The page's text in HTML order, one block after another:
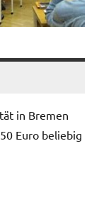
in Bremen
Euro beliebig